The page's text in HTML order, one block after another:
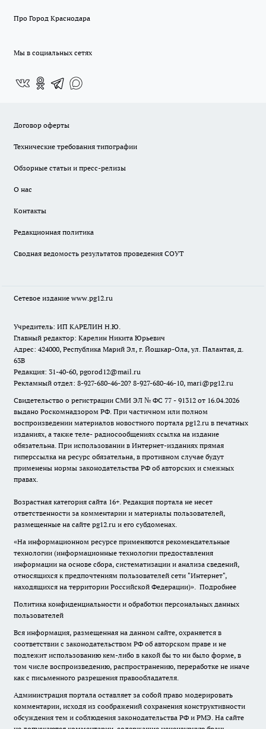
Про Город Краснодара
Мы в социальных сетях
Договор оферты
Технические требования типографии
Обзорные статьи и пресс-релизы
О нас
Контакты
Редакционная политика
Сводная ведомость результатов проведения СОУТ
Сетевое издание www.pg12.ru
Учредитель: ИП КАРЕЛИН Н.Ю.
Главный редактор: Карелин Никита Юрьевич
Адрес: 424000, Республика Марий Эл, г. Йошкар-Ола, ул. Палантая, д.
63В
Редакция: 31-40-60, pgorod12@mail.ru
Рекламный отдел: 8-927-680-46-20? 8-927-680-46-10, mari@pg12.ru
Свидетельство о регистрации СМИ ЭЛ № ФС 77 - 91312 от 16.04.2026
выдано Роскомнадзором РФ. При частичном или полном
воспроизведении материалов новостного портала pg12.ru в печатных
изданиях, а также теле- радиосообщениях ссылка на издание
обязательна. При использовании в Интернет-изданиях прямая
гиперссылка на ресурс обязательна, в противном случае будут
применены нормы законодательства РФ об авторских и смежных
правах.
Возрастная категория сайта 16+. Редакция портала не несет
ответственности за комментарии и материалы пользователей,
размещенные на сайте pg12.ru и его субдоменах.
«На информационном ресурсе применяются рекомендательные
технологии (информационные технологии предоставления
информации на основе сбора, систематизации и анализа сведений,
относящихся к предпочтениям пользователей сети "Интернет",
находящихся на территории Российской Федерации)». Подробнее
Политика конфиденциальности и обработки персональных данных
пользователей
Вся информация, размещенная на данном сайте, охраняется в
соответствии с законодательством РФ об авторском праве и не
подлежит использованию кем-либо в какой бы то ни было форме, в
том числе воспроизведению, распространению, переработке не иначе
как с письменного разрешения правообладателя.
Администрация портала оставляет за собой право модерировать
комментарии, исходя из соображений сохранения конструктивности
обсуждения тем и соблюдения законодательства РФ и РМЭ. На сайте